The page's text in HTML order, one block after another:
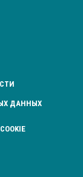
ДАННЫХ